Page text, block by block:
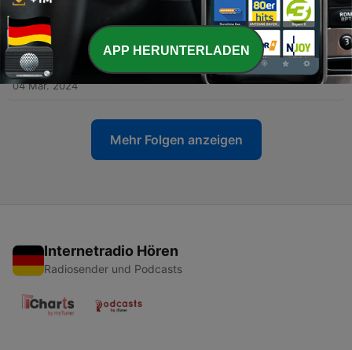
222 - 第4章 梦里的灾难
04 Mär. 2024
221 - 第5章 末日生存狂们
04 Mär. 2024
Mehr Folgen anzeigen
Internetradio Hören
Radiosender und Podcasts
APP HERUNTERLADEN